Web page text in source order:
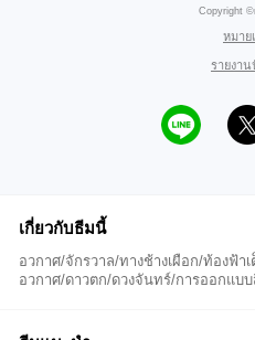
Copyright
หมาย
รายงา
เกี่ยวกับธีมนี้
อวกาศ/จักรวาล/ทางช้างเผือก/ท้องฟ้
อวกาศ/ดาวตก/ดวงจันทร์/การออกแบ